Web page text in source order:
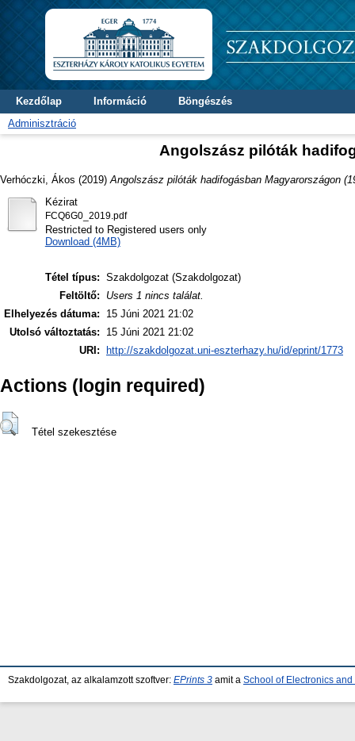
Kezdőlap Információ
Böngészés
Adminisztráció
Angolszász pilóták
Verhóczki, Ákos (2019) Angolszász pilóták hadifogásban Magyarországon
Kézirat
FCQ6G0_2019.pdf
Restricted to Registered users only
Download (4MB)
Tétel típus: Szakdolgozat (Szakdolgozat)
Feltöltő:
Users 1 nincs találat.
Elhelyezés dátuma:
15 Júni 2021 21:02
Utolsó változtatás:
15 Júni 2021 21:02
URI:
http://szakdolgozat.uni-eszterhazy.hu/id/eprint/1773
Actions (login required)
Tétel szekesztése
Szakdolgozat, az alkalamzott szoftver: EPrints 3 amit a School of Electronics